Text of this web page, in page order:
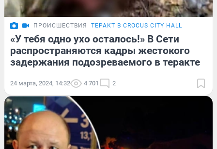
ПРОИСШЕСТВИЯ ТЕРАКТ В CROCUS CITY HALL
«У тебя одно ухо осталось!» В Сети
распространяются кадры жестокого
задержания подозреваемого в теракте
24 марта, 2024, 14:32 4 701 2